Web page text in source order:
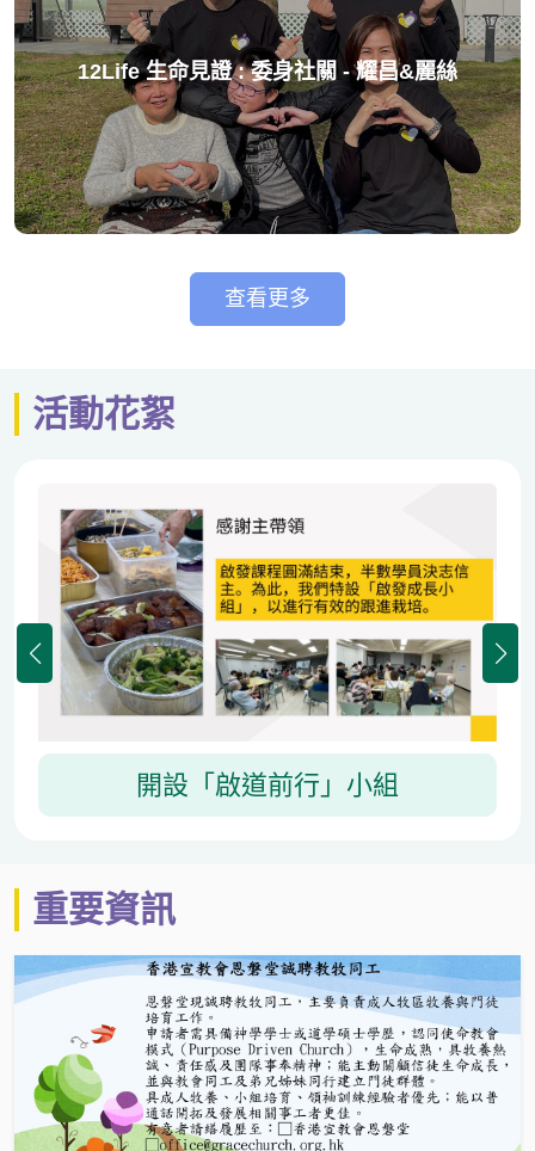
12Life 生命見證 : 委身社關 - 耀昌&麗絲
查看更多
活動花絮
開設「啟道前行」小組
重要資訊